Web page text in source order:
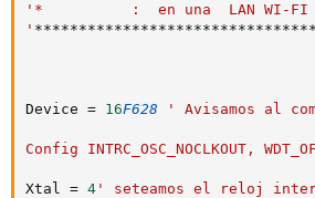
'*          :  en una  LAN
' ********************************
Device = 16F628 ' Avisamos al
Config INTRC_OSC_NOCLKOUT,
Xtal = 4 ' seteamos el reloj